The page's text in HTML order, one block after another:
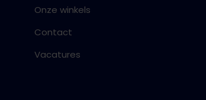
Onze winkels
Contact
Vacatures